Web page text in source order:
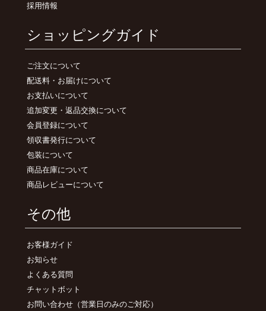
採用情報
ショッピングガイド
ご注文について
配送料・お届けについて
お支払いについて
追加変更・返品交換について
会員登録について
領収書発行について
包装について
商品在庫について
商品レビューについて
その他
お客様ガイド
お知らせ
よくある質問
チャットボット
お問い合わせ （営業日のみのご対応）